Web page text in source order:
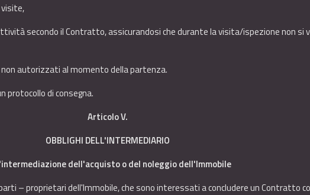
secondo il Contratto, assicurandosi che durante la visita/ispezione non si
non autorizzati al momento della partenza.
protocollo di consegna.
Articolo V.
OBBLIGHI DELL'INTERMEDIARIO
dell'acquisto o del noleggio dell'Immobile
– proprietari dell'Immobile, che sono interessati a concludere un Contratto